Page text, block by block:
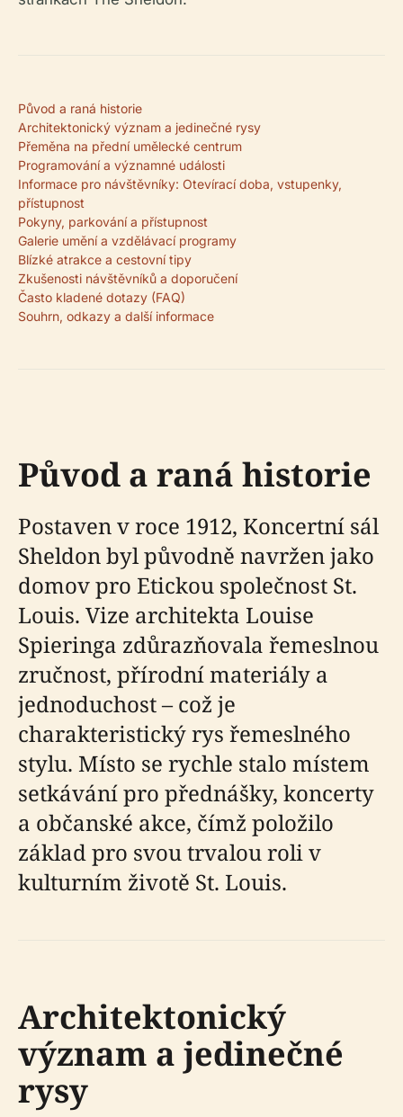
Původ a raná historie
Architektonický význam a jedinečné rysy
Přeměna na přední umělecké centrum
Programování a významné události
Informace pro návštěvníky: Otevírací doba, vstupenky,
přístupnost
Pokyny, parkování a přístupnost
Galerie umění a vzdělávací programy
Blízké atrakce a cestovní tipy
Zkušenosti návštěvníků a doporučení
Často kladené dotazy (FAQ)
Souhrn, odkazy a další informace
Původ a raná historie
Postaven v roce 1912, Koncertní sál
Sheldon byl původně navržen jako
domov pro Etickou společnost St.
Louis. Vize architekta Louise
Spieringa zdůrazňovala řemeslnou
zručnost, přírodní materiály a
jednoduchost – což je
charakteristický rys řemeslného
stylu. Místo se rychle stalo místem
setkávání pro přednášky, koncerty
a občanské akce, čímž položilo
základ pro svou trvalou roli v
kulturním životě St. Louis.
Architektonický
význam a jedinečné
rysy